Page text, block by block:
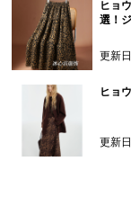
ヒョ
選！
更新
ヒョ
更新